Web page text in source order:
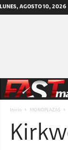
LUNES, AGOSTO 10, 2026
Inicio MONOPLAZAS